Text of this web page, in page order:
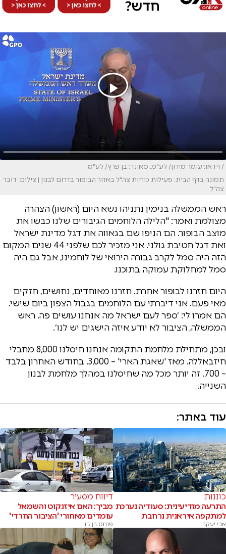
/ וידאו: עומר מירון/ לע״מ, סאונד: בן פרץ/ לע״מ
תמונה בדף הבית: פעילות כוחות צה"ל באזור הבופור בדרום לבנון | צילום: דובר
צה"ל
ראש הממשלה בנימין נתניהו נשא היום (ראשון) הצהרה
מצולמת ואמר: "הלילה הלוחמים הגיבורים שלנו כבשו את
מוצב הבופור. הם הניפו שם בגאווה את דגל מדינת ישראל
ואת דגל חטיבת גולני. אני מזכיר לכם שלפני 44 שנים המקום
הזה היה סמל לקרב גבורה הירואי של לוחמינו, אבל גם היה
סמל למחלוקת עמוקה בתוכנו.
היום חזרנו לבופור אחרת. חזרנו מאוחדים, נחושים, חזקים
מאי פעם. אני דיברתי עם הלוחמים בגבול הצפון ביום שישי.
הם אמרו לי: ׳ספר לעם ישראל מה אנחנו עושים פה. ראש
הממשלה, הציבור לא יודע איזה הישגים יש לנו׳.
ובכן, מתחילת מלחמת התקומה אנחנו חיסלנו 8,000 מחבלי
חיזבאללה. מאז 'שאגת הארי' – 3,000. בחודש האחרון בלבד
– 700. זה יותר מכל מה שחיסלנו במהלך מלחמת לבנון
השנייה.
עוד באתר:
כוננות
התרעה מודיעינית: סעודיה נערכת
למתקפה איראנית נרחבת
אבי יעקב
דיווח מסעיר
מביך: האם איזנקוט והשמאל
עומדים מאחורי 'הציבור החרדי'
פנחס בן זיו